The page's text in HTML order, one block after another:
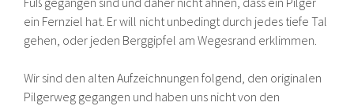
ein Fernziel hat. Er will nicht unbedingt durch jedes tiefe Tal
gehen, oder jeden Berggipfel am Wegesrand erklimmen.
Wir sind den alten Aufzeichnungen folgend, den originalen
Pilgerweg gegangen und haben uns nicht von den